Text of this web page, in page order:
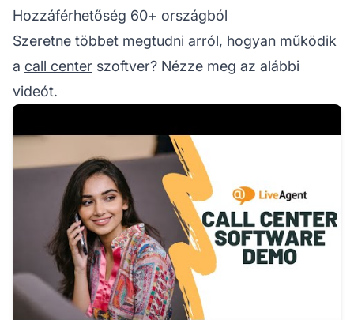
Hozzáférhetőség 60+ országból
Szeretne többet megtudni arról, hogyan működik
a call center szoftver? Nézze meg az alábbi
videót.